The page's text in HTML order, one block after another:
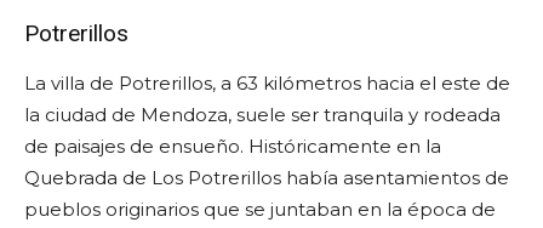
Potrerillos
La villa de Potrerillos, a 63 kilómetros hacia el este de
la ciudad de Mendoza, suele ser tranquila y rodeada
de paisajes de ensueño. Históricamente en la
Quebrada de Los Potrerillos había asentamientos de
pueblos originarios que se juntaban en la época de